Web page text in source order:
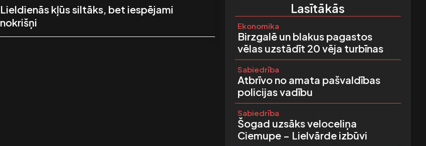
Lieldienās kļūs siltāks, bet iespējami
nokrišņi
Lasītākās
Ekonomika
Birzgalē un blakus pagastos
vēlas uzstādīt 20 vēja turbīnas
Sabiedrība
Atbrīvo no amata pašvaldības
policijas vadību
Sabiedrība
Šogad uzsāks veloceliņa
Ciemupe – Lielvārde izbūvi